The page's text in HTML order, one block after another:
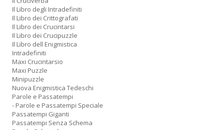
Il Libro degli Intradefiniti
Il Libro dei Crittografati
Il Libro dei Crucintarsi
Il Libro dei Crucipuzzle
Il Libro dell Enigmistica
Intradefiniti
Maxi Crucintarsio
Maxi Puzzle
Minipuzzle
Nuova Enigmistica Tedeschi
Parole e Passatempi
- Parole e Passatempi Speciale
Passatempi Giganti
Passatempi Senza Schema